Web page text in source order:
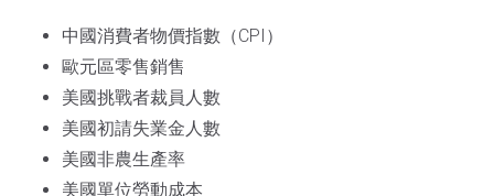
中國消費者物價指數（CPI）
歐元區零售銷售
美國挑戰者裁員人數
美國初請失業金人數
美國非農生產率
美國單位勞動成本